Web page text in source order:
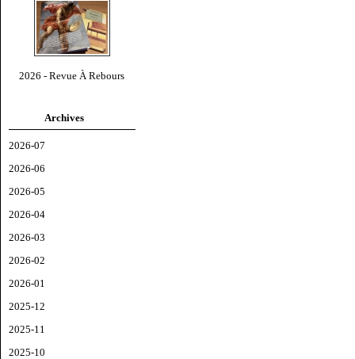
2026 - Revue À Rebours
Archives
2026-07
2026-06
2026-05
2026-04
2026-03
2026-02
2026-01
2025-12
2025-11
2025-10